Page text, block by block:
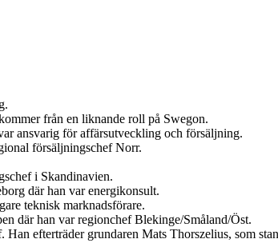
från en liknande roll på Swegon.
ansvarig för affärsutveckling och försäljning.
försäljningschef Norr.
i Skandinavien.
där han var energikonsult.
teknisk marknadsförare.
där han var regionchef Blekinge/Småland/Öst.
efterträder grundaren Mats Thorszelius, som